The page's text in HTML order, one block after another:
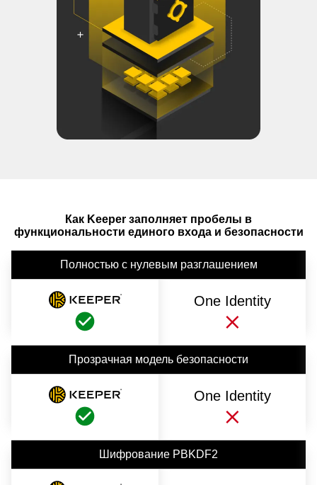
Как Keeper заполняет пробелы в
функциональности единого входа и безопасности
Полностью с нулевым разглашением
One Identity
Прозрачная модель безопасности
One Identity
Шифрование PBKDF2